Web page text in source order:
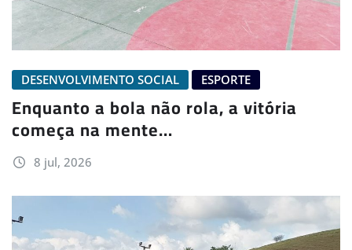
DESENVOLVIMENTO SOCIAL ESPORTE
Enquanto a bola não rola, a vitória
começa na mente…
8 jul, 2026